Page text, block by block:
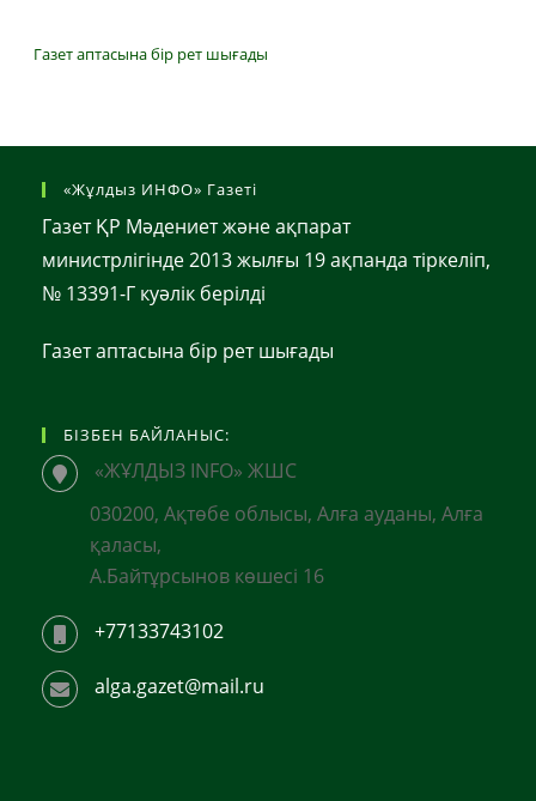
Газет аптасына бір рет шығады
«Жұлдыз ИНФО» Газеті
Газет ҚР Мәдениет және ақпарат
министрлігінде 2013 жылғы 19 ақпанда тіркеліп,
№ 13391-Г куәлік берілді
Газет аптасына бір рет шығады
БІЗБЕН БАЙЛАНЫС:
«ЖҰЛДЫЗ INFO» ЖШС
030200, Ақтөбе облысы, Алға ауданы, Алға
қаласы,
А.Байтұрсынов көшесі 16
+77133743102
alga.gazet@mail.ru